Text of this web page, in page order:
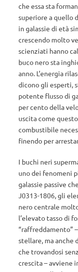
che essa sta
superiore a quello
in galassie di età
crescendo molto
scienziati hanno
buco nero sta
anno. L’energia
dicono gli esperti,
potente flusso di
per cento della
uscita come
combustibile
finendo per
I buchi neri
uno dei fenomeni
galassie passive
J0313-1806, gli
nero centrale
l’elevato tasso di
“raffreddamento”
stellare, ma anche
che trovandosi
crescita – avviene